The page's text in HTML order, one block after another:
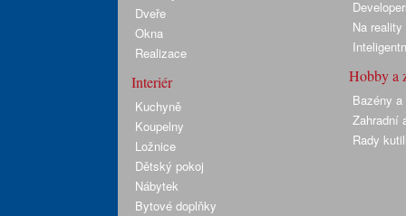
Dveře
Okna
Realizace
Interiér
Kuchyně
Koupelny
Ložnice
Dětský pokoj
Nábytek
Bytové doplňky
Na
Hobby a
Bazény
Zahradní
Rady